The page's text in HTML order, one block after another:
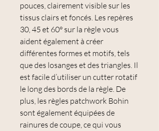
pouces, clairement visible sur les
tissus clairs et foncés. Les repères
30, 45 et 60° sur la règle vous
aident également à créer
différentes formes et motifs, tels
que des losanges et des triangles. Il
est facile d’utiliser un cutter rotatif
le long des bords de la règle. De
plus, les règles patchwork Bohin
sont également équipées de
rainures de coupe, ce qui vous